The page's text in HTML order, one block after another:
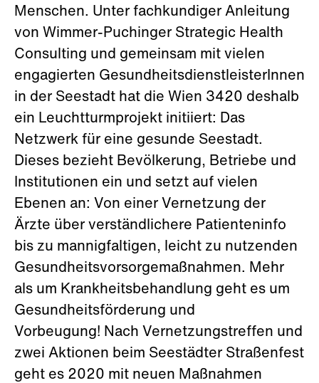
Menschen. Unter fachkundiger Anleitung
von Wimmer-Puchinger Strategic Health
Consulting und gemeinsam mit vielen
engagierten GesundheitsdienstleisterInnen
in der Seestadt hat die Wien 3420 deshalb
ein Leuchtturmprojekt initiiert: Das
Netzwerk für eine gesunde Seestadt.
Dieses bezieht Bevölkerung, Betriebe und
Institutionen ein und setzt auf vielen
Ebenen an: Von einer Vernetzung der
Ärzte über verständlichere Patienteninfo
bis zu mannigfaltigen, leicht zu nutzenden
Gesundheitsvorsorgemaßnahmen. Mehr
als um Krankheitsbehandlung geht es um
Gesundheitsförderung und
Vorbeugung! Nach Vernetzungstreffen und
zwei Aktionen beim Seestädter Straßenfest
geht es 2020 mit neuen Maßnahmen